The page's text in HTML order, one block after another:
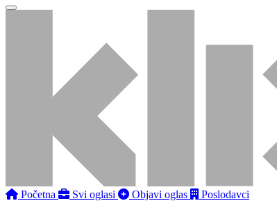
Početna Svi oglasi Objavi oglas Poslodavci